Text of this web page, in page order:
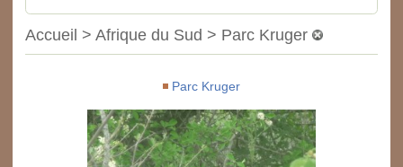
Accueil > Afrique du Sud > Parc Kruger
Parc Kruger